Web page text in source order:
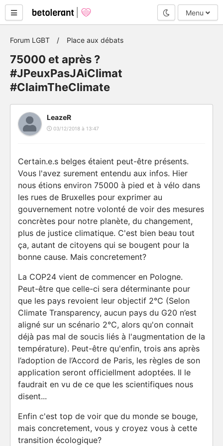
Mode nuit
Menu
Forum LGBT Place aux débats
75000 et après ?
#JPeuxPasJAiClimat
#ClaimTheClimate
LeazeR
03/12/2018 à 13:47
Certain.e.s belges étaient peut-être présents.
Vous l'avez surement entendu aux infos. Hier
nous étions environ 75000 à pied et à vélo dans
les rues de Bruxelles pour exprimer au
gouvernement notre volonté de voir des mesures
concrètes pour notre planète, du changement,
plus de justice climatique. C'est bien beau tout
ça, autant de citoyens qui se bougent pour la
bonne cause. Mais concretement?
La COP24 vient de commencer en Pologne.
Peut-être que celle-ci sera déterminante pour
que les pays revoient leur objectif 2°C (Selon
Climate Transparency, aucun pays du G20 n’est
aligné sur un scénario 2°C, alors qu'on connait
déjà pas mal de soucis liés à l'augmentation de la
température). Peut-être qu'enfin, trois ans après
l’adoption de l’Accord de Paris, les règles de son
application seront officiellment adoptées. Il le
faudrait en vu de ce que les scientifiques nous
disent...
Enfin c'est top de voir que du monde se bouge,
mais concretement, vous y croyez vous à cette
transition écologique?